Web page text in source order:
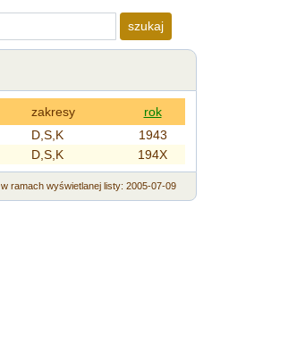
szukaj
zakresy
rok
D,S,K
1943
D,S,K 194X
w ramach wyświetlanej listy: 2005-07-09